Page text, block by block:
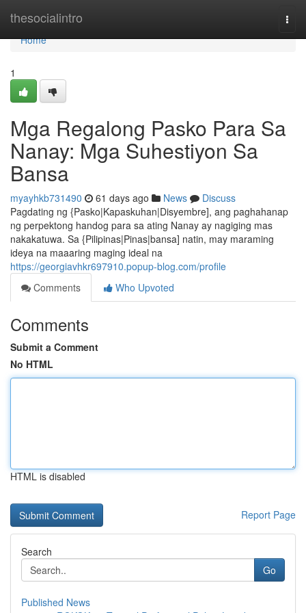
thesocialintro
Home
Home
1
Mga Regalong Pasko Para Sa
Nanay: Mga Suhestiyon Sa
Bansa
myayhkb731490 61 days ago News
Discuss
Pagdating ng {Pasko|Kapaskuhan|Disyembre], ang paghahanap
ng perpektong handog para sa ating Nanay ay nagiging mas
nakakatuwa. Sa {Pilipinas|Pinas|bansa] natin, may maraming
ideya na maaaring maging ideal na
https://georgiavhkr697910.popup-blog.com/profile
Comments
Who Upvoted
Comments
Submit a Comment
No HTML
HTML is disabled
Report Page
Search
Go
Published News